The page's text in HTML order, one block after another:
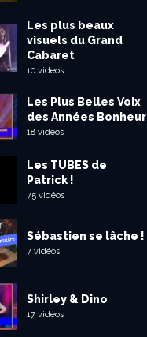
Les plus beaux
visuels du Grand
Cabaret
10 vidéos
Les Plus Belles Voix
des Années Bonheur
18 vidéos
Les TUBES de
Patrick !
75 vidéos
Sébastien se lâche !
7 vidéos
Shirley & Dino
17 vidéos